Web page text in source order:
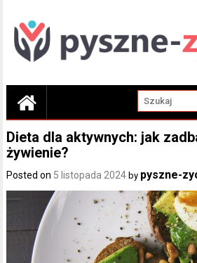
content
Dieta dla aktywnych: jak
żywienie?
Posted on 5 listopada 2024 by pyszne-